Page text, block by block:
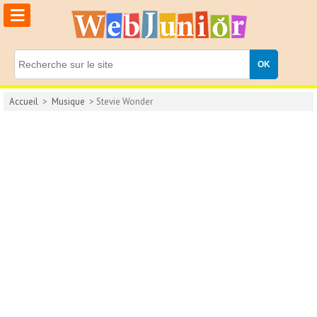
≡
Accueil > Musique > Stevie Wonder